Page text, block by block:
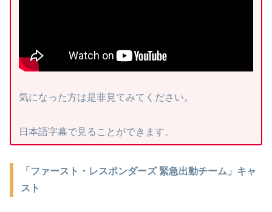
気になった方は是非見てみてください。
日本語字幕で見ることができます。
「ファースト・レスポンダーズ 緊急出動チーム」キャ
スト